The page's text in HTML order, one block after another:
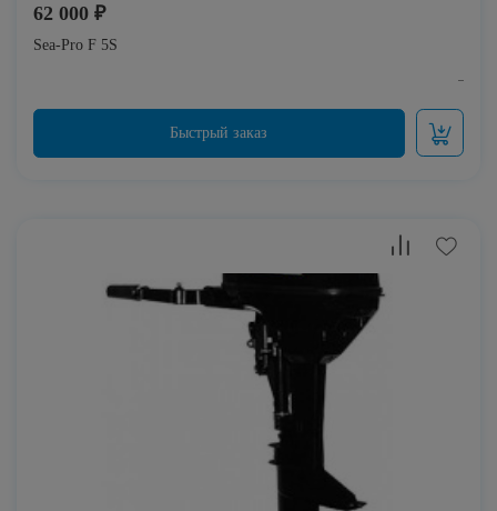
62 000 ₽
Sea-Pro F 5S